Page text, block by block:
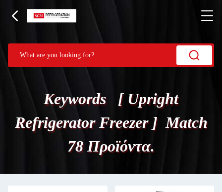
Keywords [ Upright
Refrigerator Freezer ] Match
78 Προϊόντα.